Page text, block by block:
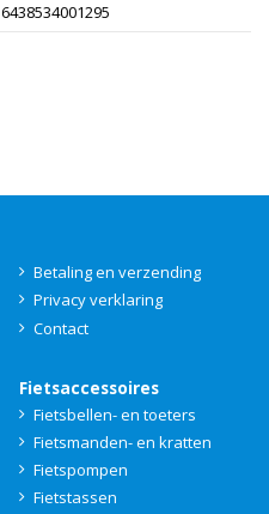
6438534001295
Betaling en verzending
Privacy verklaring
Contact
Fietsaccessoires
Fietsbellen- en toeters
Fietsmanden- en kratten
Fietspompen
Fietstassen